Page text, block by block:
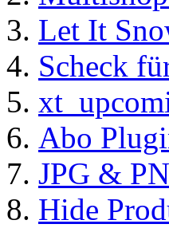
Let It
Scheck
Abo
JPG &
Hide